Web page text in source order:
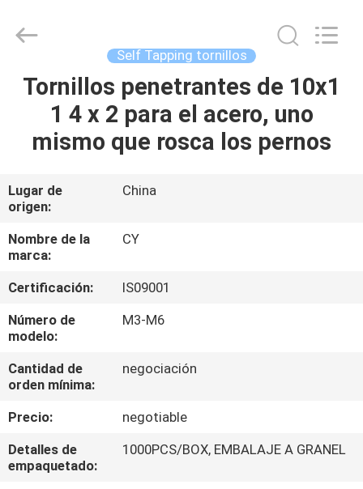
HOGAR
PRODUCTOS
SOBRE
NOSOTROS
VIAJE
DE
LA
DE
CALIDAD
Fastener.
Co,LTD.
Reserved.
Self Tapping tornillos
Tornillos penetrantes de 10x1
1 4 x 2 para el acero, uno
mismo que rosca los pernos
Lugar de
origen:
China
Nombre de la
marca:
CY
Certificación:
IS09001
Número de
modelo:
M3-M6
Cantidad de
orden mínima:
negociación
Precio:
negotiable
Detalles de
empaquetado:
1000PCS/BOX, EMBALAJE A GRANEL